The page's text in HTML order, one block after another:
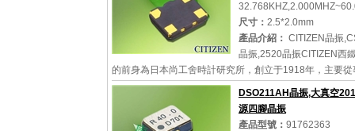
詳細參數 查看大圖
尺寸： 2.5*2.0mm
產品介紹： CITIZEN晶振
晶振,2520晶振CITIZEN西
的前身為日本尚工舍時計研究所，創立于1918年，主要從
開發和制造，在1924年制造出第一只懷表。大多數人只知
鐵城公司是做手表，時鐘產品類的，其實...
DSO211AH晶振,大真空
源四腳晶振
產品型號： 91762363